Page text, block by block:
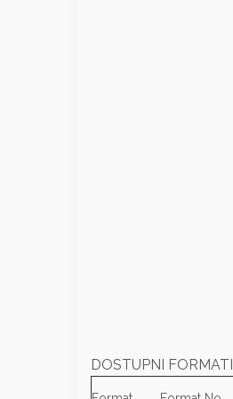
DOSTUPNI FORMATI